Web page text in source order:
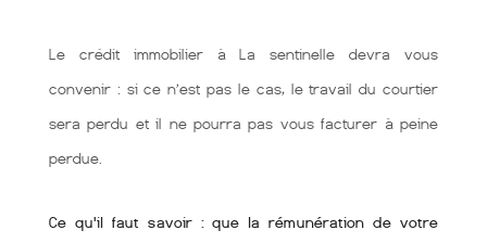
Le crédit immobilier à La sentinelle devra vous
convenir : si ce n’est pas le cas, le travail du courtier
sera perdu et il ne pourra pas vous facturer à peine
perdue.
Ce qu'il faut savoir : que la rémunération de votre